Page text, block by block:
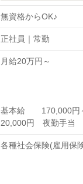
無資格からOK♪
正社員｜常勤
月給20万円～
基本給 170,000円
20,000円 夜勤手当
各種社会保険(雇用保